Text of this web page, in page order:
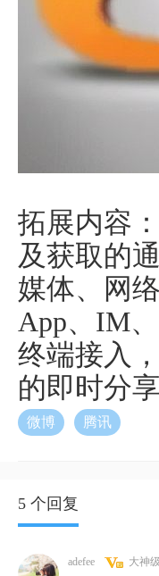
拓展内容
及获取的
媒体、网
App、IM
终端接入
的即时分
微博 腾讯
5 个回复
adefee 大神